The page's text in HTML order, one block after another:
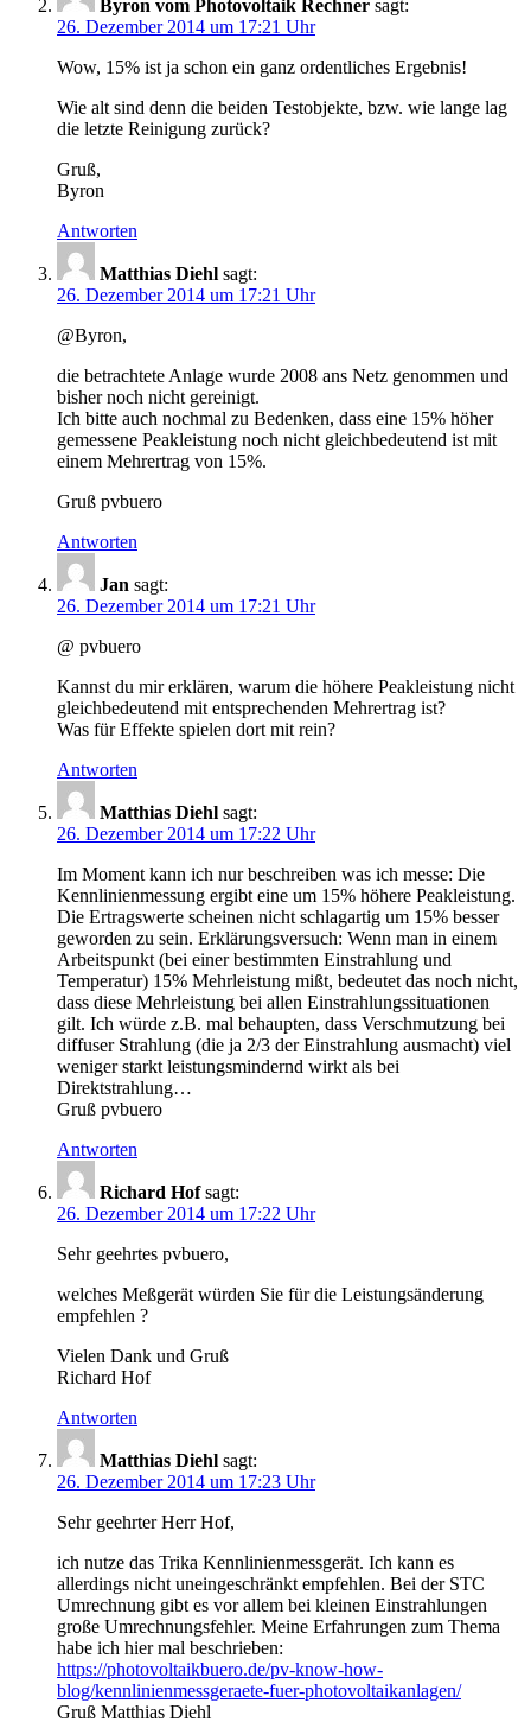
Byron vom Photovoltaik Rechner sagt:
26. Dezember 2014 um 17:21 Uhr
Wow, 15% ist ja schon ein ganz ordentliches Ergebnis!
Wie alt sind denn die beiden Testobjekte, bzw. wie lange lag
die letzte Reinigung zurück?
Gruß,
Byron
Antworten
Matthias Diehl sagt:
26. Dezember 2014 um 17:21 Uhr
@Byron,
die betrachtete Anlage wurde 2008 ans Netz genommen und
bisher noch nicht gereinigt.
Ich bitte auch nochmal zu Bedenken, dass eine 15% höher
gemessene Peakleistung noch nicht gleichbedeutend ist mit
einem Mehrertrag von 15%.
Gruß pvbuero
Antworten
Jan sagt:
26. Dezember 2014 um 17:21 Uhr
@ pvbuero
Kannst du mir erklären, warum die höhere Peakleistung nicht
gleichbedeutend mit entsprechenden Mehrertrag ist?
Was für Effekte spielen dort mit rein?
Antworten
Matthias Diehl sagt:
26. Dezember 2014 um 17:22 Uhr
Im Moment kann ich nur beschreiben was ich messe: Die
Kennlinienmessung ergibt eine um 15% höhere Peakleistung.
Die Ertragswerte scheinen nicht schlagartig um 15% besser
geworden zu sein. Erklärungsversuch: Wenn man in einem
Arbeitspunkt (bei einer bestimmten Einstrahlung und
Temperatur) 15% Mehrleistung mißt, bedeutet das noch nicht,
dass diese Mehrleistung bei allen Einstrahlungssituationen
gilt. Ich würde z.B. mal behaupten, dass Verschmutzung bei
diffuser Strahlung (die ja 2/3 der Einstrahlung ausmacht) viel
weniger starkt leistungsmindernd wirkt als bei
Direktstrahlung…
Gruß pvbuero
Antworten
Richard Hof sagt:
26. Dezember 2014 um 17:22 Uhr
Sehr geehrtes pvbuero,
welches Meßgerät würden Sie für die Leistungsänderung
empfehlen ?
Vielen Dank und Gruß
Richard Hof
Antworten
Matthias Diehl sagt:
26. Dezember 2014 um 17:23 Uhr
Sehr geehrter Herr Hof,
ich nutze das Trika Kennlinienmessgerät. Ich kann es
allerdings nicht uneingeschränkt empfehlen. Bei der STC
Umrechnung gibt es vor allem bei kleinen Einstrahlungen
große Umrechnungsfehler. Meine Erfahrungen zum Thema
habe ich hier mal beschrieben:
https://photovoltaikbuero.de/pv-know-how-
blog/kennlinienmessgeraete-fuer-photovoltaikanlagen/
Gruß Matthias Diehl